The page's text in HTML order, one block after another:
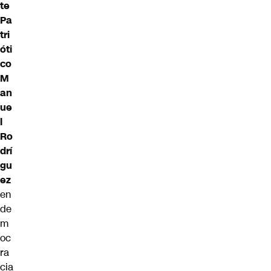
te
Pa
tri
óti
co
M
an
ue
l
Ro
drí
gu
ez
en
de
m
oc
ra
cia